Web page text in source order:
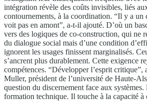
intégration révèle des coûts invisibles, liés
contournements, à la coordination. “Il y a un
voit pas en amont”, a-t-il ajouté. D’où un
vers des logiques de co-construction, qui ne
du dialogue social mais d’une condition
ignorent les usages finissent marginalisés.
s’ancrent plus durablement. Cette exigence
compétences. “Développer l’esprit critique”,
Muller, président de l’université de Haute-
question du discernement face aux systèmes.
formation technique. Il touche à la capacité à